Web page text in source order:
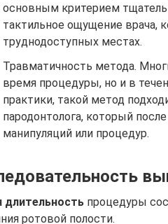
основным критерием
тактильное ощущение врача,
труднодоступных местах.
Травматичность метода.
время процедуры, но и в
практики, такой метод
пародонтолога, который
манипуляций или процедур.
процедуры
ротовой полости.